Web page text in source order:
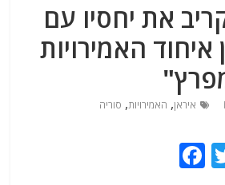
את יחסיו עם
איחוד האמירויות
איראן, האמירויות, סוריה
T